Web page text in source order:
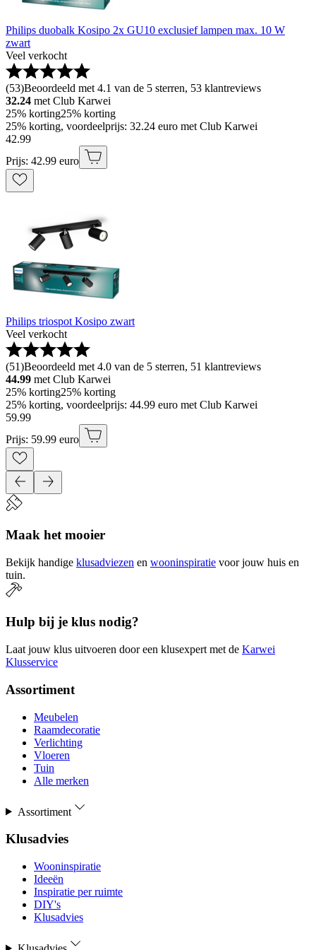
Philips duobalk Kosipo 2x GU10 exclusief lampen max. 10 W
zwart
Veel verkocht
(53)Beoordeeld met 4.1 van de 5 sterren, 53 klantreviews
32.24 met Club Karwei
25% korting25% korting
25% korting, voordeelprijs: 32.24 euro met Club Karwei
42.99
Prijs: 42.99 euro
Philips triospot Kosipo zwart
Veel verkocht
(51)Beoordeeld met 4.0 van de 5 sterren, 51 klantreviews
44.99 met Club Karwei
25% korting25% korting
25% korting, voordeelprijs: 44.99 euro met Club Karwei
59.99
Prijs: 59.99 euro
Maak het mooier
Bekijk handige klusadviezen en wooninspiratie voor jouw huis en
tuin.
Hulp bij je klus nodig?
Laat jouw klus uitvoeren door een klusexpert met de Karwei
Klusservice
Assortiment
Meubelen
Raamdecoratie
Verlichting
Vloeren
Tuin
Alle merken
Assortiment
Klusadvies
Wooninspiratie
Ideeën
Inspiratie per ruimte
DIY's
Klusadvies